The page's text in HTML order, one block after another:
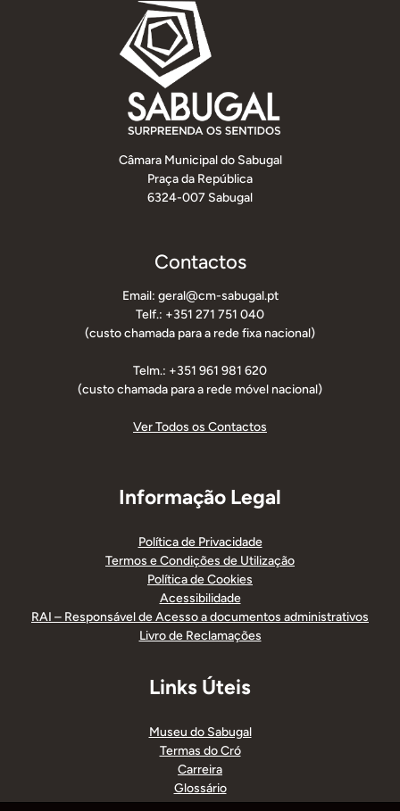
Câmara Municipal do Sabugal
Praça da República
6324-007 Sabugal
Contactos
Email: geral@cm-sabugal.pt
Telf.: +351 271 751 040
(custo chamada para a rede fixa nacional)
Telm.: +351 961 981 620
(custo chamada para a rede móvel nacional)
Ver Todos os Contactos
Informação Legal
Política de Privacidade
Termos e Condições de Utilização
Política de Cookies
Acessibilidade
RAI – Responsável de Acesso a documentos administrativos
Livro de Reclamações
Links Úteis
Museu do Sabugal
Termas do Cró
Carreira
Glossário